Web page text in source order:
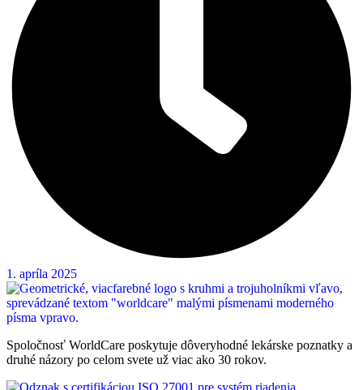
1. apríla 2025
Spoločnosť WorldCare poskytuje dôveryhodné lekárske poznatky a
druhé názory po celom svete už viac ako 30 rokov.